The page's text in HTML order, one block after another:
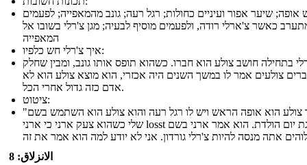
אופה; שיער אפור ועיניים כחולות; רגל רעה; גונב מהמאפייה; לפעמים
כאשר צ'ארלי רודה, ולפעמים מוסיף לבעיה; מגן צ'רלי בשובו אל
המאפייה
איך צ'רלי חש כלפיו:
בתחילה חושב צולע הוא חברו. כשהוא תופס אותו גונב, ומבין שחלק
צולעים אמר לו במשך השנים היה אכזרי, הוא מוצא צולע הוא לא
אדם כזה גדול אחרי הכל.
ציטוט:
"הבוקר צולע הוא אופה הראש ויש לו רגל רעה והוא צולע הוא השתמש בשם
שלי כשהוא צעק ארני כי ארני losst עוגת יום הולדת. הוא אמר ארני בשם
الانزلاق: 8